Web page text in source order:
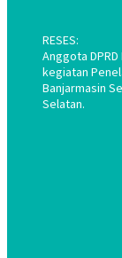
RESES:
Anggota
kegiatan
Banjarmasin
Selatan.